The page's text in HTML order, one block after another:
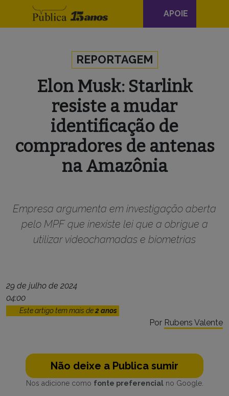
Navegação
principal
APOIE
REPORTAGEM
Elon Musk: Starlink
resiste a mudar
identificação de
compradores de antenas
na Amazônia
Empresa argumenta em investigação aberta
pelo MPF que inexiste lei que a obrigue a
utilizar videochamadas e biometrias
29 de julho de 2024
04:00
Este artigo tem mais de2 anos
Por Rubens Valente
Não deixe a Publica sumir
Nos adicione como fonte preferencialno Google.